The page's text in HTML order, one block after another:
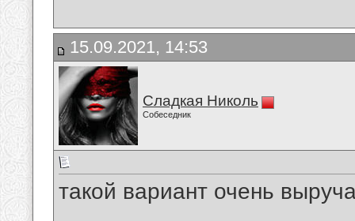
15.09.2021, 14:53
Сладкая Николь
Собеседник
такой вариант очень